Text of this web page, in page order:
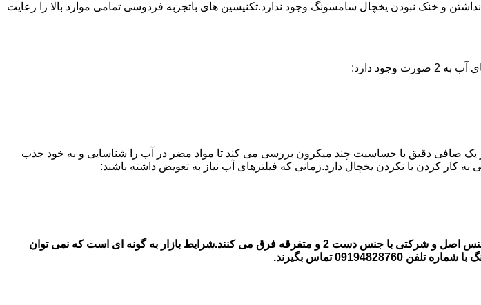
و خنک نبودن یخچال سامسونگ وجود ندارد.تکنیسین های باتجربه فردوسی تمامی موارد بالا را رعایت
دارد:
یک صافی دقیق با حساسیت چند میکرون بررسی می کند تا مواد مضر در آب را شناسایی و به خود جذب
قیمت فیلتر های آب یخچال سامسونگ در در فردوسی قیمت فیلتر آب یخچال سامسونگ بستگی به جنس اصل و شرکتی با جنس دست 2 و متفرقه فرق می کنند.شرایط بازار به گونه ای است که نمی توان
تماس بگیرند.